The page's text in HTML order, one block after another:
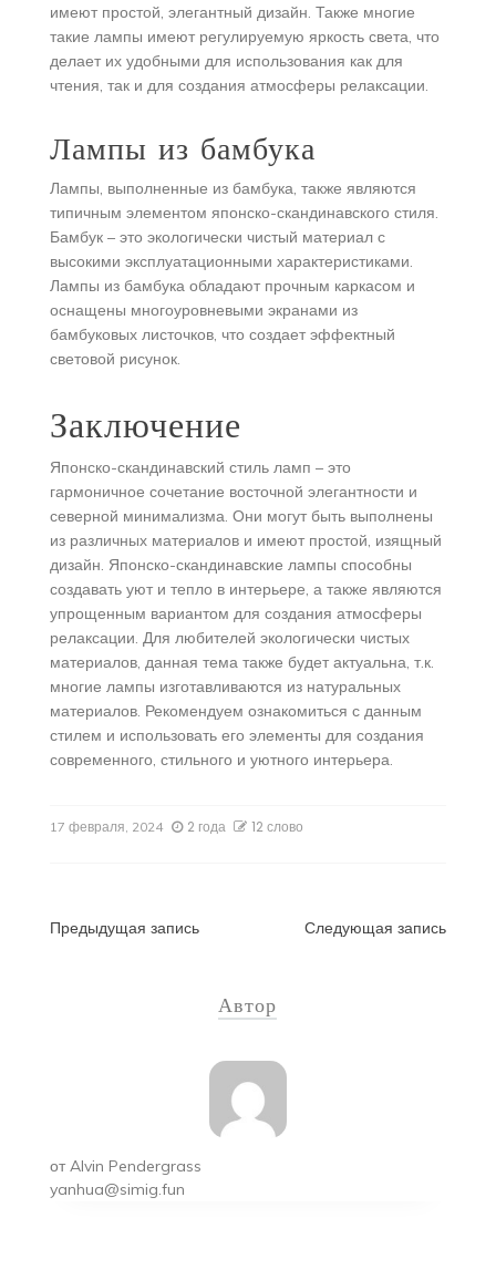
имеют простой, элегантный дизайн. Также многие
такие лампы имеют регулируемую яркость света, что
делает их удобными для использования как для
чтения, так и для создания атмосферы релаксации.
Лампы из бамбука
Лампы, выполненные из бамбука, также являются
типичным элементом японско-скандинавского стиля.
Бамбук – это экологически чистый материал с
высокими эксплуатационными характеристиками.
Лампы из бамбука обладают прочным каркасом и
оснащены многоуровневыми экранами из
бамбуковых листочков, что создает эффектный
световой рисунок.
Заключение
Японско-скандинавский стиль ламп – это
гармоничное сочетание восточной элегантности и
северной минимализма. Они могут быть выполнены
из различных материалов и имеют простой, изящный
дизайн. Японско-скандинавские лампы способны
создавать уют и тепло в интерьере, а также являются
упрощенным вариантом для создания атмосферы
релаксации. Для любителей экологически чистых
материалов, данная тема также будет актуальна, т.к.
многие лампы изготавливаются из натуральных
материалов. Рекомендуем ознакомиться с данным
стилем и использовать его элементы для создания
современного, стильного и уютного интерьера.
17 февраля, 2024 2 года 12 слово
Навигация
Предыдущая запись Следующая запись
Автор
от Alvin Pendergrass
yanhua@simig.fun